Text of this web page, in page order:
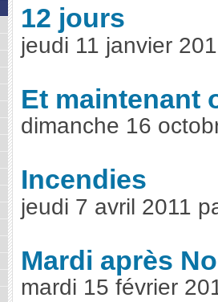
12 jours
jeudi 11 janvier
Et maintenant
dimanche 16
Incendies
jeudi 7 avril 2011
Mardi après
mardi 15 février